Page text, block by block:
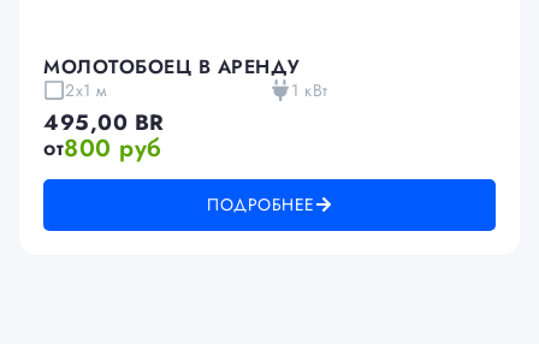
МОЛОТОБОЕЦ В АРЕНДУ
2х1 м 1 кВт
495,00 BR
от800 руб
ПОДРОБНЕЕ